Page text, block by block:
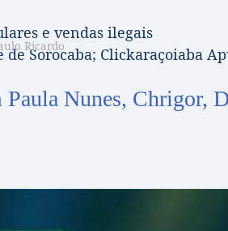
e vendas ilegais
Sorocaba; Clickaraçoiaba
Ricardo
Paula Nunes, Chrigor,